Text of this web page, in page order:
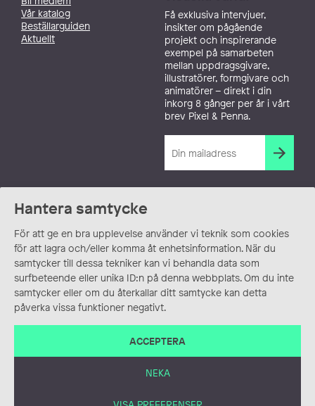
Hantera samtycke
För att ge en bra upplevelse använder vi teknik som cookies
för att lagra och/eller komma åt enhetsinformation. När du
samtycker till dessa tekniker kan vi behandla data som
surfbeteende eller unika ID:n på denna webbplats. Om du inte
samtycker eller om du återkallar ditt samtycke kan detta
påverka vissa funktioner negativt.
ACCEPTERA
NEKA
Vår katalog
Beställarguiden
Aktuellt
Få exklusiva intervjuer,
insikter om pågående
projekt och inspirerande
exempel på samarbeten
mellan uppdragsgivare,
illustratörer, formgivare och
animatörer – direkt i din
inkorg 8 gånger per år i vårt
brev Pixel & Penna.